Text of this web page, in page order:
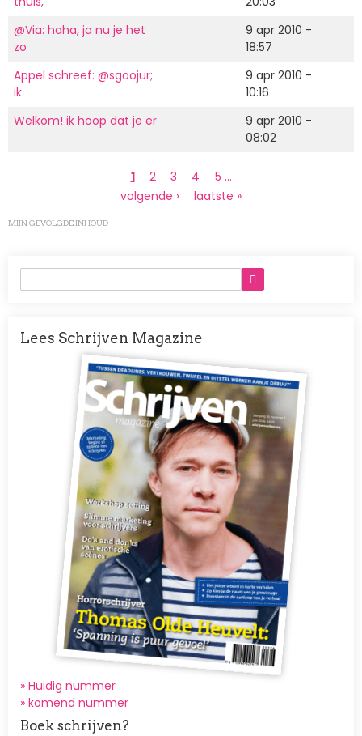
@Via: haha, ja nu je het
zo
9 apr 2010 -
18:57
Appel schreef: @sgoojur;
ik
9 apr 2010 -
10:16
Welkom! ik hoop dat je er
9 apr 2010 -
08:02
Huidige
pagina
1 Page
2 Page
3 Page
4 Page
5 …
Volgende
volgende ›
Laatste
laatste »
MIJN GEVOLGDE INHOUD
Lees Schrijven Magazine
Afbeelding
» Huidig nummer
» komend nummer
Boek schrijven?